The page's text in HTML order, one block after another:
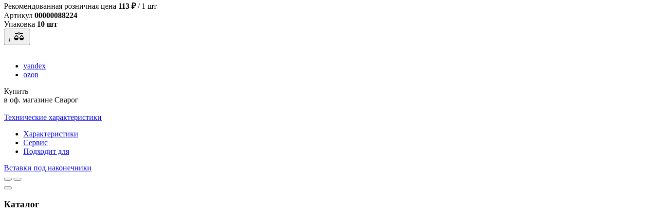
Рекомендованная розничная цена 113 ₽/ 1 шт
Артикул 00000088224
Упаковка 10 шт
+
yandex
ozon
Купить
в оф. магазине Сварог
Технические характеристики
Характеристики
Сервис
Подходит для
Вставки под наконечники
Каталог